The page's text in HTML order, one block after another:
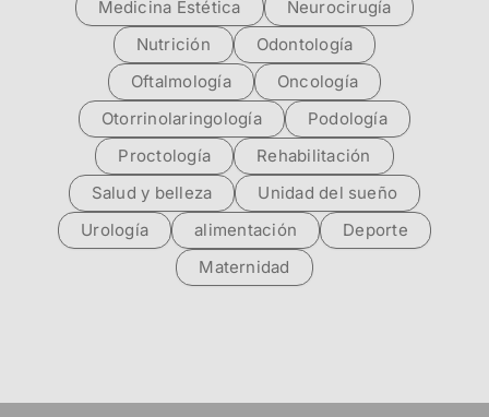
Medicina Estética
Neurocirugía
Nutrición
Odontología
Oftalmología
Oncología
Otorrinolaringología
Podología
Proctología
Rehabilitación
Salud y belleza
Unidad del sueño
Urología
alimentación
Deporte
Maternidad